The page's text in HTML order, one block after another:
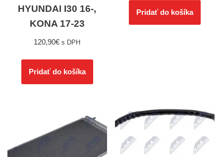
HYUNDAI I30 16-,
KONA 17-23
120,90€ s DPH
Pridať do košíka
Pridať do košíka